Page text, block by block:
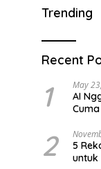
Trending
Recent
1 May
AI
2
5
untuk